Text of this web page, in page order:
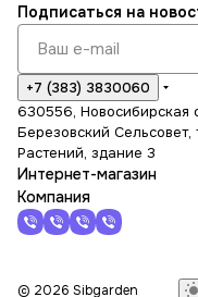
Подписаться на
+7 (383) 3830060
630556, Новосибирская
Березовский
Растений, здание 3
Интернет-магазин
Компания
© 2026 Sibgarden